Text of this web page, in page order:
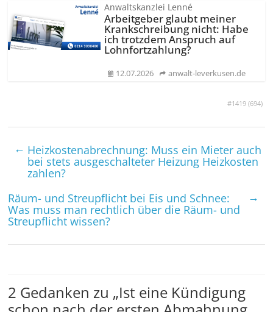
#1419 (694)
Anwaltskanzlei Lenné
Arbeitgeber glaubt meiner
Krankschreibung nicht: Habe
ich trotzdem Anspruch auf
Lohnfortzahlung?
12.07.2026 anwalt-leverkusen.de
← Heizkostenabrechnung: Muss ein Mieter auch
bei stets ausgeschalteter Heizung Heizkosten
zahlen?
Räum- und Streupflicht bei Eis und Schnee:
Was muss man rechtlich über die Räum- und
Streupflicht wissen?
→
2 Gedanken zu „Ist eine Kündigung